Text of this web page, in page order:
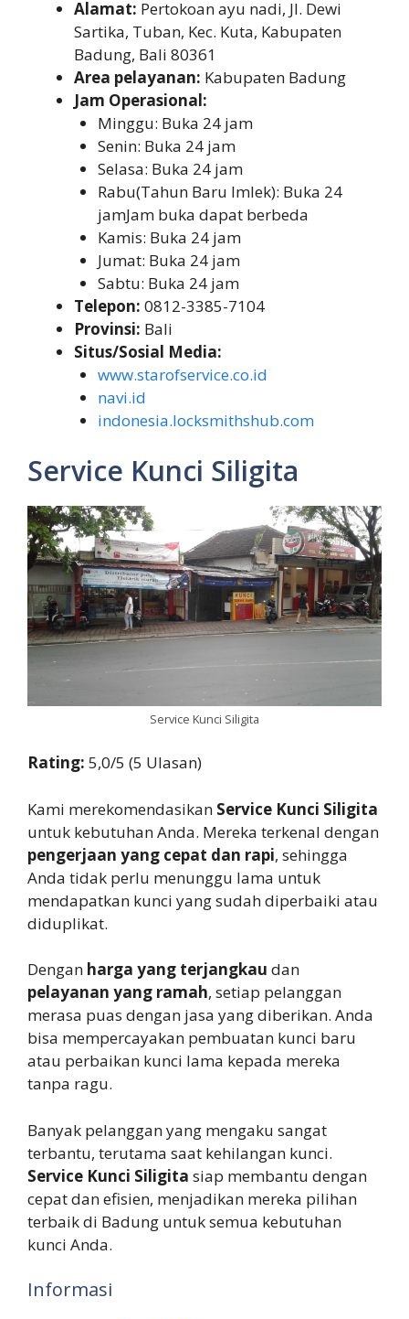
Alamat: Pertokoan ayu nadi, Jl. Dewi
Sartika, Tuban, Kec. Kuta, Kabupaten
Badung, Bali 80361
Area pelayanan: Kabupaten Badung
Jam Operasional:
Minggu: Buka 24 jam
Senin: Buka 24 jam
Selasa: Buka 24 jam
Rabu(Tahun Baru Imlek): Buka 24
jamJam buka dapat berbeda
Kamis: Buka 24 jam
Jumat: Buka 24 jam
Sabtu: Buka 24 jam
Telepon: 0812-3385-7104
Provinsi: Bali
Situs/Sosial Media:
www.starofservice.co.id
navi.id
indonesia.locksmithshub.com
Service Kunci Siligita
Service Kunci Siligita
Rating: 5,0/5 (5 Ulasan)
Kami merekomendasikan Service Kunci Siligita
untuk kebutuhan Anda. Mereka terkenal dengan
pengerjaan yang cepat dan rapi, sehingga
Anda tidak perlu menunggu lama untuk
mendapatkan kunci yang sudah diperbaiki atau
diduplikat.
Dengan harga yang terjangkau dan
pelayanan yang ramah, setiap pelanggan
merasa puas dengan jasa yang diberikan. Anda
bisa mempercayakan pembuatan kunci baru
atau perbaikan kunci lama kepada mereka
tanpa ragu.
Banyak pelanggan yang mengaku sangat
terbantu, terutama saat kehilangan kunci.
Service Kunci Siligita siap membantu dengan
cepat dan efisien, menjadikan mereka pilihan
terbaik di Badung untuk semua kebutuhan
kunci Anda.
Informasi